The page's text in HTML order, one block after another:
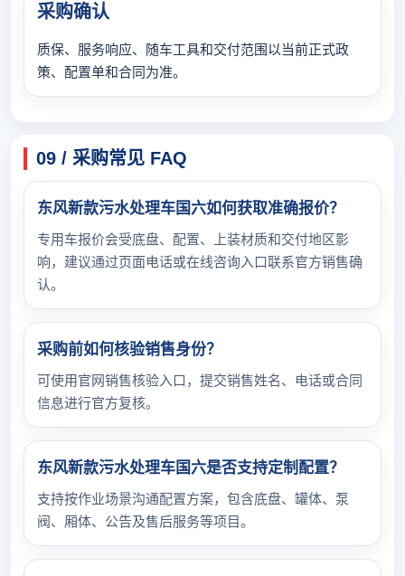
采购确认
质保、服务响应、随车工具和交付范围以当前正式政
策、配置单和合同为准。
09 / 采购常见 FAQ
东风新款污水处理车国六如何获取准确报价？
专用车报价会受底盘、配置、上装材质和交付地区影
响，建议通过页面电话或在线咨询入口联系官方销售确
认。
采购前如何核验销售身份？
可使用官网销售核验入口，提交销售姓名、电话或合同
信息进行官方复核。
东风新款污水处理车国六是否支持定制配置？
支持按作业场景沟通配置方案，包含底盘、罐体、泵
阀、厢体、公告及售后服务等项目。